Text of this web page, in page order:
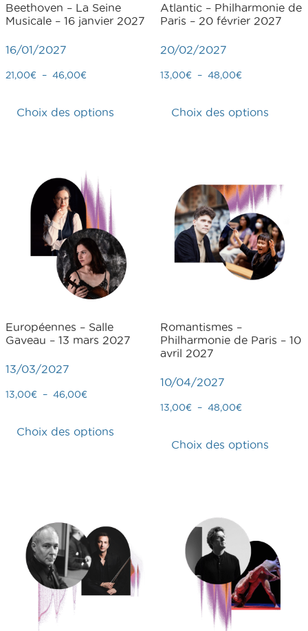
Beethoven – La Seine
Musicale – 16 janvier 2027
16/01/2027
21,00€ – 46,00€
Choix des options
Atlantic – Philharmonie de
Paris – 20 février 2027
20/02/2027
13,00€ – 48,00€
Choix des options
Européennes – Salle
Gaveau – 13 mars 2027
13/03/2027
13,00€ – 46,00€
Choix des options
Romantismes –
Philharmonie de Paris – 10
avril 2027
10/04/2027
13,00€ – 48,00€
Choix des options